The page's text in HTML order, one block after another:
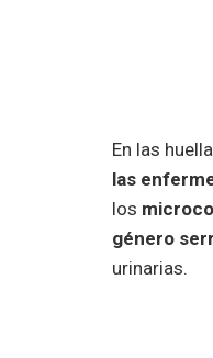
En las
las
los
género
urinarias.